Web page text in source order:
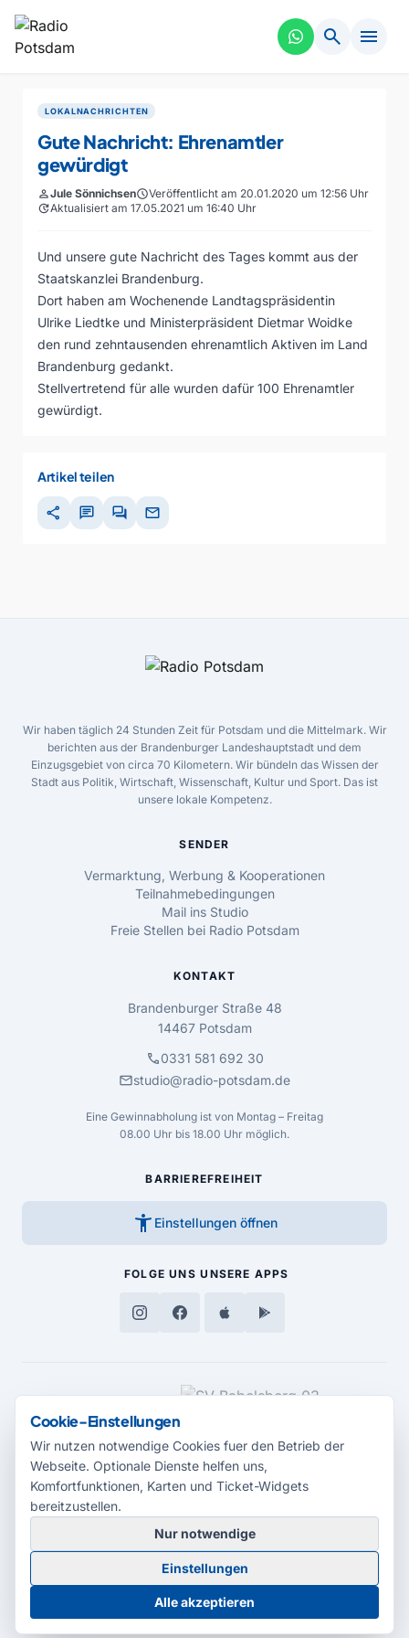
search menu
LOKALNACHRICHTEN
Gute Nachricht: Ehrenamtler
gewürdigt
personJule SönnichsenscheduleVeröffentlicht am 20.01.2020 um 12:56 Uhr
updateAktualisiert am 17.05.2021 um 16:40 Uhr
Und unsere gute Nachricht des Tages kommt aus der
Staatskanzlei Brandenburg.
Dort haben am Wochenende Landtagspräsidentin
Ulrike Liedtke und Ministerpräsident Dietmar Woidke
den rund zehntausenden ehrenamtlich Aktiven im Land
Brandenburg gedankt.
Stellvertretend für alle wurden dafür 100 Ehrenamtler
gewürdigt.
Artikel teilen
share chat forum mail
Wir haben täglich 24 Stunden Zeit für Potsdam und die Mittelmark. Wir
berichten aus der Brandenburger Landeshauptstadt und dem
Einzugsgebiet von circa 70 Kilometern. Wir bündeln das Wissen der
Stadt aus Politik, Wirtschaft, Wissenschaft, Kultur und Sport. Das ist
unsere lokale Kompetenz.
SENDER
Vermarktung, Werbung & Kooperationen
Teilnahmebedingungen
Mail ins Studio
Freie Stellen bei Radio Potsdam
KONTAKT
Brandenburger Straße 48
14467 Potsdam
call0331 581 692 30
mailstudio@radio-potsdam.de
Eine Gewinnabholung ist von Montag – Freitag
08.00 Uhr bis 18.00 Uhr möglich.
BARRIEREFREIHEIT
accessibility_new Einstellungen öffnen
FOLGE UNS UNSERE APPS
MEDIENPARTNER
© 2026 Radio Potsdam. Webseite entwickelt durch dieMedienagentur
Babelsberg
BarrierefreiheitserklärungAGBDatenschutzImpressum
Cookie-Einstellungen
Cookie-Einstellungen
Wir nutzen notwendige Cookies fuer den Betrieb der
Webseite. Optionale Dienste helfen uns,
Komfortfunktionen, Karten und Ticket-Widgets
bereitzustellen.
Nur notwendige
Einstellungen
Alle akzeptieren